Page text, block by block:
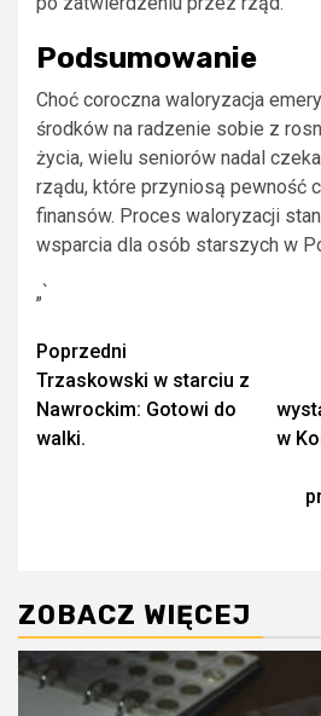
Podsumowanie
Choć coroczna waloryzacja
środków na radzenie sobie z
życia, wielu seniorów nadal
rządu, które przyniosą pewność
finansów. Proces waloryzacji
wsparcia dla osób starszych w
„`
Zobacz
wpisy
Poprzedni
Trzaskowski w starciu z
Nawrockim: Gotowi do
walki.
w
ZOBACZ WIĘCEJ